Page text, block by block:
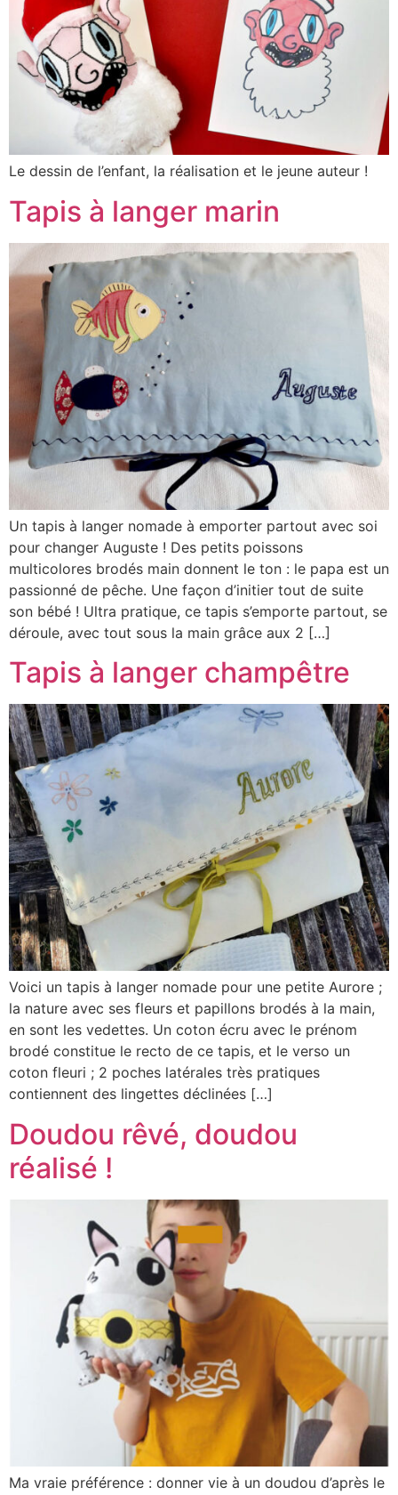
Le dessin de l’enfant, la réalisation et le jeune auteur !
Tapis à langer marin
Un tapis à langer nomade à emporter partout avec soi
pour changer Auguste ! Des petits poissons
multicolores brodés main donnent le ton : le papa est un
passionné de pêche. Une façon d’initier tout de suite
son bébé ! Ultra pratique, ce tapis s’emporte partout, se
déroule, avec tout sous la main grâce aux 2 […]
Tapis à langer champêtre
Voici un tapis à langer nomade pour une petite Aurore ;
la nature avec ses fleurs et papillons brodés à la main,
en sont les vedettes. Un coton écru avec le prénom
brodé constitue le recto de ce tapis, et le verso un
coton fleuri ; 2 poches latérales très pratiques
contiennent des lingettes déclinées […]
Doudou rêvé, doudou
réalisé !
Ma vraie préférence : donner vie à un doudou d’après le